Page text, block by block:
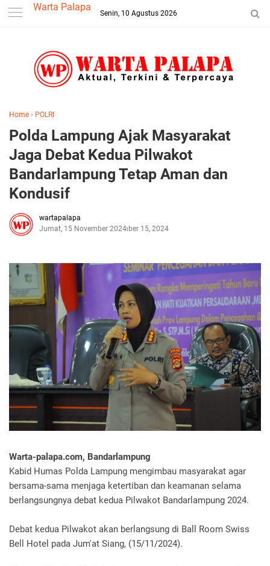
--> Warta Palapa
Senin, 10 Agustus 2026
Home › POLRI
Polda Lampung Ajak Masyarakat
Jaga Debat Kedua Pilwakot
Bandarlampung Tetap Aman dan
Kondusif
wartapalapa
Jumat, 15 November 2024November 15, 2024
Warta-palapa.com, Bandarlampung
Kabid Humas Polda Lampung mengimbau masyarakat agar
bersama-sama menjaga ketertiban dan keamanan selama
berlangsungnya debat kedua Pilwakot Bandarlampung 2024.
Debat kedua Pilwakot akan berlangsung di Ball Room Swiss
Bell Hotel pada Jum'at Siang, (15/11/2024).